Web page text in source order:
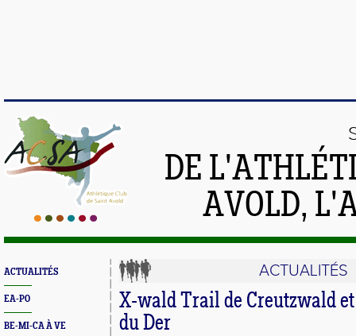
DE
AVOLD,
ACTUALITÉS
EA-PO
BE-MI-CA À VE
ACTUALITÉS
X-wald Trail de Creutzwald
du Der